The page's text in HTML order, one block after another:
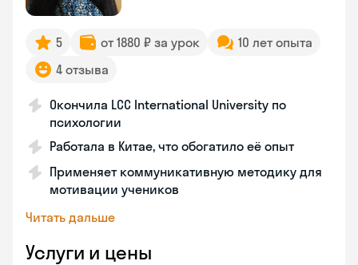
5 от 1880 ₽ за урок
10 лет опыта
4 отзыва
Окончила LCC International University по
психологии
Работала в Китае, что обогатило её опыт
Применяет коммуникативную методику для
мотивации учеников
Читать дальше
Услуги и цены